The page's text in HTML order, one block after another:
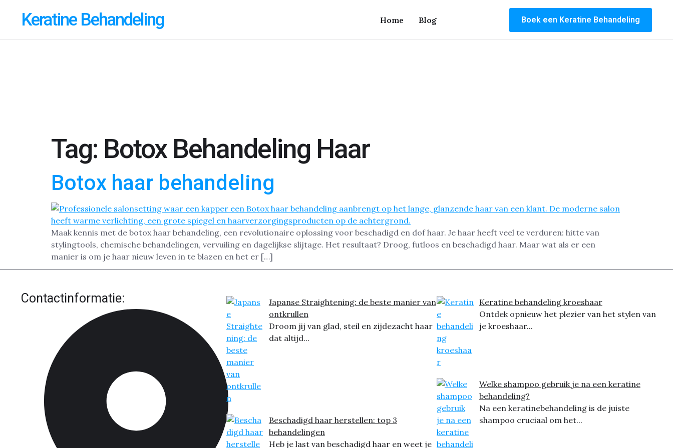
Keratine Behandeling Home Blog Boek een Keratine Behandeling
Tag: Botox Behandeling Haar
Botox haar behandeling
Maak kennis met de botox haar behandeling, een revolutionaire oplossing voor beschadigd en dof haar. Je haar heeft veel te verduren: hitte van
stylingtools, chemische behandelingen, vervuiling en dagelijkse slijtage. Het resultaat? Droog, futloos en beschadigd haar. Maar wat als er een
manier is om je haar nieuw leven in te blazen en het er […]
Contactinformatie:
Japanse Straightening: de beste manier van
ontkrullen
Droom jij van glad, steil en zijdezacht haar
dat altijd...
Beschadigd haar herstellen: top 3
behandelingen
Heb je last van beschadigd haar en weet je
Keratine behandeling kroeshaar
Ontdek opnieuw het plezier van het stylen van
je kroeshaar...
Welke shampoo gebruik je na een keratine
behandeling?
Na een keratinebehandeling is de juiste
shampoo cruciaal om het...